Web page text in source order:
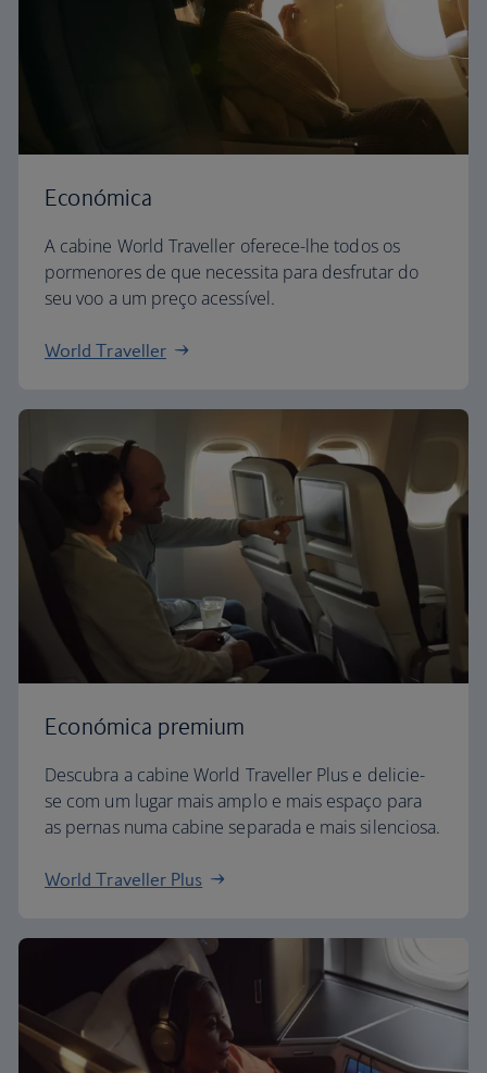
Económica
A cabine World Traveller oferece-lhe todos os
pormenores de que necessita para desfrutar do
seu voo a um preço acessível.
World Traveller
Económica premium
Descubra a cabine World Traveller Plus e delicie-
se com um lugar mais amplo e mais espaço para
as pernas numa cabine separada e mais silenciosa.
World Traveller Plus